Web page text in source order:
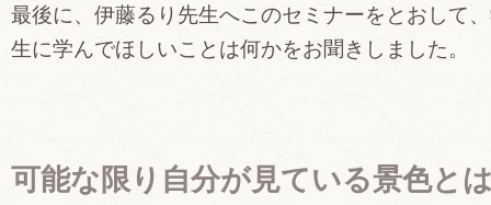
最後に、伊藤るり先生へこのセミナーをとおして
生に学んでほしいことは何かをお聞きしました。
可能な限り自分が見ている景色と